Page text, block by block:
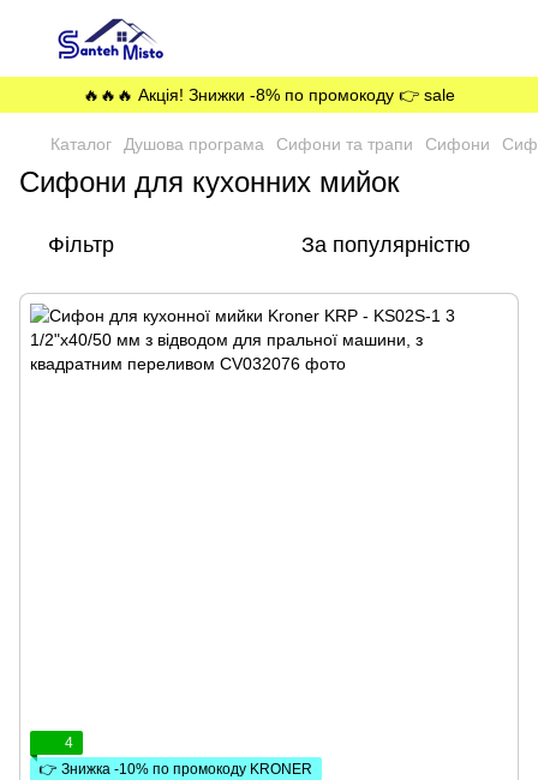
🔥🔥🔥 Акція! Знижки -8% по промокоду 👉 sale
Каталог Душова програма Сифони та трапи Сифони
Сифони для кухонних мийок
Фільтр За популярністю
4
👉 Знижка -10% по промокоду KRONER